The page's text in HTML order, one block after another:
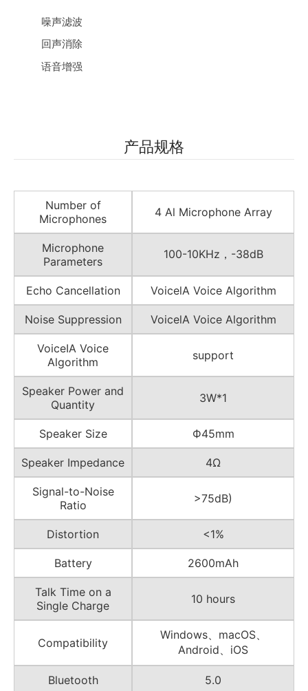
噪声滤波
回声消除
语音增强
产品规格
Number of
Microphones
4 Al Microphone Array
Microphone
Parameters
100-10KHz，-38dB
Echo Cancellation VoicelA Voice Algorithm
Noise Suppression VoicelA Voice Algorithm
VoiceIA Voice
Algorithm
support
Speaker Power and
Quantity
3W*1
Speaker Size Ф45mm
Speaker Impedance 4Ω
Signal-to-Noise
Ratio
>75dB)
Distortion <1%
Battery 2600mAh
Talk Time on a
Single Charge
10 hours
Compatibility
Windows、macOS、
Android、iOS
Bluetooth 5.0